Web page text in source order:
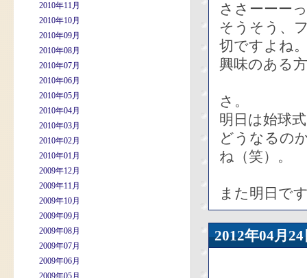
2010年11月
2010年10月
2010年09月
2010年08月
2010年07月
2010年06月
2010年05月
2010年04月
2010年03月
2010年02月
2010年01月
2009年12月
2009年11月
2009年10月
2009年09月
2009年08月
2009年07月
2009年06月
2009年05月
ささーーー
そうそう、
切ですよね
興味のある
さ。
明日は始球
どうなるの
ね（笑）。
また明日で
2012年04